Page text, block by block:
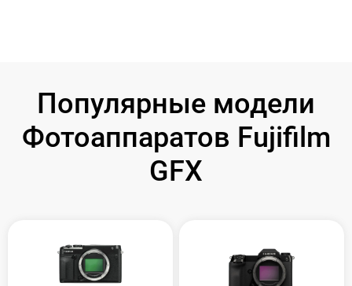
Популярные модели
Фотоаппаратов Fujifilm
GFX